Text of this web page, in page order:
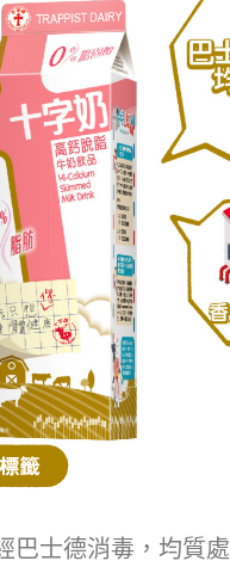
巴士德消毒，均質